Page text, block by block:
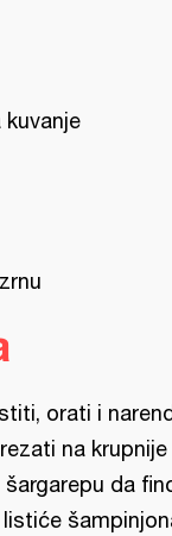
kuvanje
orati i
na
da